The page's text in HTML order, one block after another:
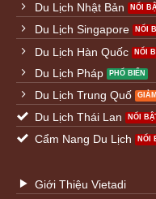
Du Lịch Nhật Bản
Du Lịch Singapore
Du Lịch Hàn Quốc
Du Lịch Pháp
Du Lịch Trung Quố
Du Lịch Thái Lan
Cẩm Nang Du Lịch
Giới Thiệu Vietadi